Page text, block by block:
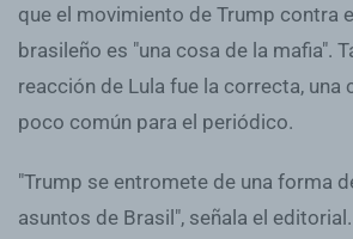
que el movimiento de Trump contra
brasileño es "una cosa de la mafia".
reacción de Lula fue la correcta, una
poco común para el periódico.
"Trump se entromete de una forma
asuntos de Brasil", señala el